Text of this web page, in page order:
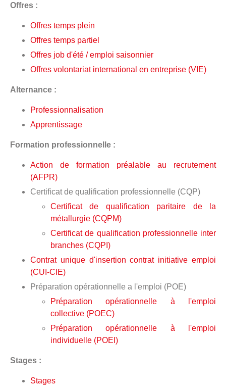
Offres :
Offres temps plein
Offres temps partiel
Offres job d'été / emploi saisonnier
Offres volontariat international en entreprise (VIE)
Alternance :
Professionnalisation
Apprentissage
Formation professionnelle :
Action de formation préalable au recrutement
(AFPR)
Certificat de qualification professionnelle (CQP)
Certificat de qualification paritaire de la
métallurgie (CQPM)
Certificat de qualification professionnelle inter
branches (CQPI)
Contrat unique d'insertion contrat initiative emploi
(CUI-CIE)
Préparation opérationnelle a l'emploi (POE)
Préparation opérationnelle à l'emploi
collective (POEC)
Préparation opérationnelle à l'emploi
individuelle (POEI)
Stages :
Stages